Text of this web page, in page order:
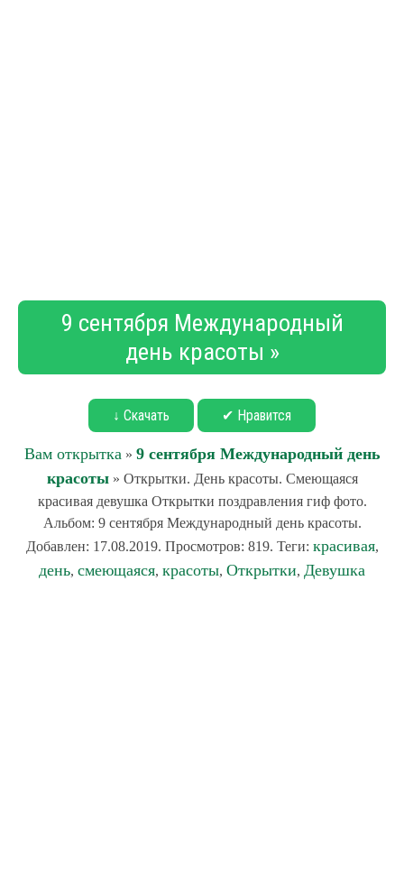
9 сентября Международный
день красоты »
↓ Скачать ✔ Нравится
Вам открытка » 9 сентября Международный день
красоты» Открытки. День красоты. Смеющаяся
красивая девушка Открытки поздравления гиф фото.
Альбом: 9 сентября Международный день красоты.
Добавлен: 17.08.2019. Просмотров: 819. Теги: красивая,
день, смеющаяся, красоты, Открытки, Девушка